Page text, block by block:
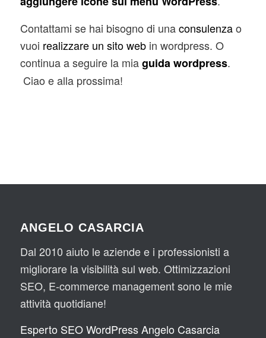
Contattami se hai bisogno di unaconsulenzao
vuoi realizzare un sito webin wordpress. O
continua a seguire la miaguida wordpress.
Ciao e alla prossima!
ANGELO CASARCIA
Dal 2010 aiuto le aziende e i professionisti a
migliorare la visibilità sul web. Ottimizzazioni
SEO, E-commerce management sono le mie
attività quotidiane!
Esperto SEO WordPress Angelo Casarcia